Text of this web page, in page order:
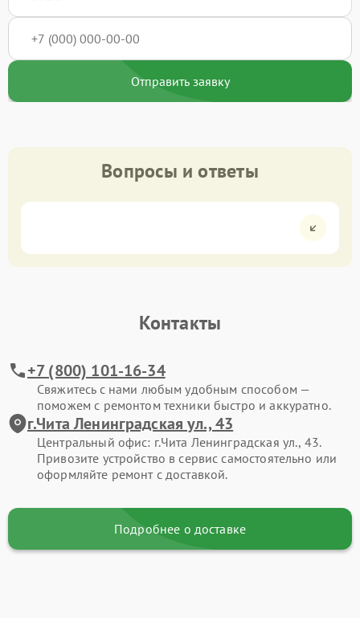
Отправить заявку
Вопросы и ответы
Контакты
+7 (800) 101-16-34
Свяжитесь с нами любым удобным способом —
поможем с ремонтом техники быстро и аккуратно.
г.Чита Ленинградская ул., 43
Центральный офис: г.Чита Ленинградская ул., 43.
Привозите устройство в сервис самостоятельно или
оформляйте ремонт с доставкой.
Подробнее о доставке